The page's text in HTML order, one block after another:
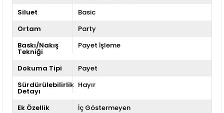
Siluet
Basic
Ortam
Party
Baskı/Nakış
Tekniği
Payet İşleme
Dokuma Tipi
Payet
Sürdürülebilirlik
Detayı
Hayır
Ek Özellik
İç Göstermeyen